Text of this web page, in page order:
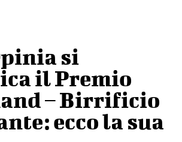
si
il Premio
– Birrificio
ecco la sua